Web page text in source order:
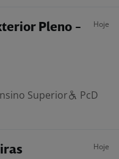
Pleno -
Hoje
Superior
PcD
Hoje